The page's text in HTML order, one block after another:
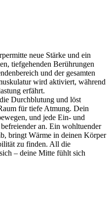
neue Stärke und ein
tiefgehenden Berührungen
und der gesamten
wird aktiviert, während
erfährt.
Durchblutung und löst
für tiefe Atmung. Dein
und jede Ein- und
an. Ein wohltuender
bringt Wärme in deinen Körper
zu finden. All die
– deine Mitte fühlt sich